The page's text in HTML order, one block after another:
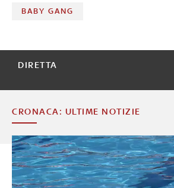
BABY GANG
DIRETTA
CRONACA: ULTIME NOTIZIE